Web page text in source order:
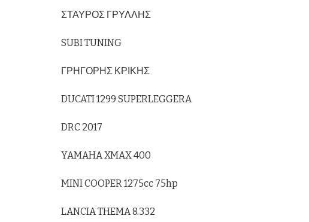
ΣΤΑΥΡΟΣ ΓΡΥΛΛΗΣ
SUBI TUNING
ΓΡΗΓΟΡΗΣ ΚΡΙΚΗΣ
DUCATI 1299 SUPERLEGGERA
DRC 2017
YAMAHA XMAX 400
MINI COOPER 1275cc 75hp
LANCIA THEMA 8.332